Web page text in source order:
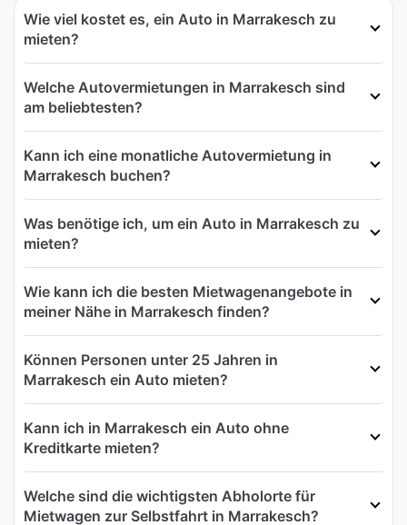
Wie viel kostet es, ein Auto in Marrakesch zu
mieten?
Welche Autovermietungen in Marrakesch sind
am beliebtesten?
Kann ich eine monatliche Autovermietung in
Marrakesch buchen?
Was benötige ich, um ein Auto in Marrakesch zu
mieten?
Wie kann ich die besten Mietwagenangebote in
meiner Nähe in Marrakesch finden?
Können Personen unter 25 Jahren in
Marrakesch ein Auto mieten?
Kann ich in Marrakesch ein Auto ohne
Kreditkarte mieten?
Welche sind die wichtigsten Abholorte für
Mietwagen zur Selbstfahrt in Marrakesch?